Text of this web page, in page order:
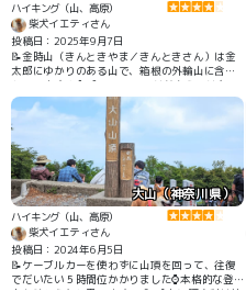
ハイキング（山、高原）
柴犬イエティさん
投稿日：2025年9月7日
📝金時山（きんときやま／きんときさん）は金
太郎にゆかりのある山で、箱根の外輪山に含ま
れています⛰️🪓 今回のコースは麓からではな
く、県道731号線（通称：はこね金太郎ライ
ン）の途中にある金時見晴パーキングから入り
ました🧗 登りは約１時間、下りはだいたい45分
くらいで、初心者でも達成感のある登山ができ
る山だと思います👍
大山（神奈川県）
ハイキング（山、高原）
柴犬イエティさん
投稿日：2024年6月5日
📝ケーブルカーを使わずに山頂を回って、往復
でだいたい５時間位かかりました⌚本格的な登
山を味わえたと思います🧗‍♀💦 途中に阿夫利神社